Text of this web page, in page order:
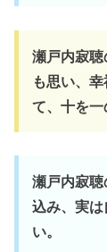
瀬戸内寂
も思い、
て、十を一
瀬戸内寂
込み、実
い。